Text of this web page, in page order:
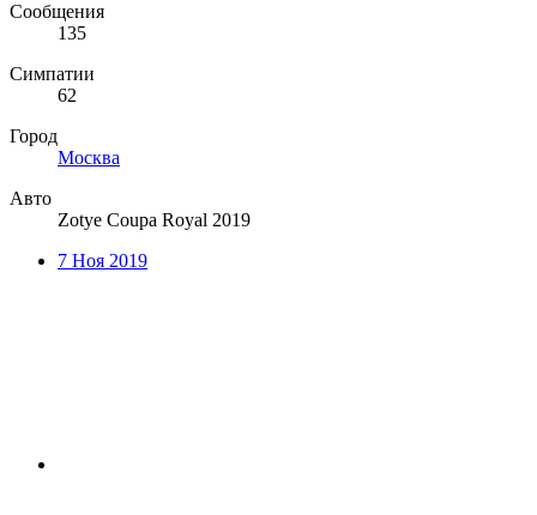
Сообщения
135
Симпатии
62
Город
Москва
Авто
Zotye Coupa Royal 2019
7 Ноя 2019